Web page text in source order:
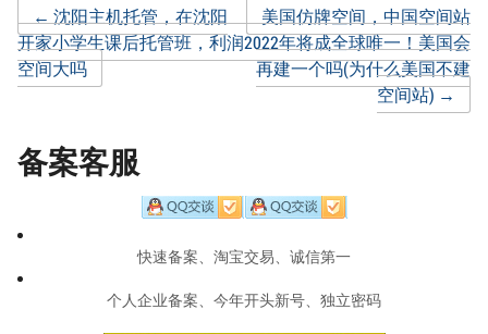
Post
navigation
← 沈阳主机托管，在沈阳
开家小学生课后托管班，利润
空间大吗
美国仿牌空间，中国空间站
2022年将成全球唯一！美国会
再建一个吗(为什么美国不建
空间站)→
备案客服
快速备案、淘宝交易、诚信第一
个人企业备案、今年开头新号、独立密码